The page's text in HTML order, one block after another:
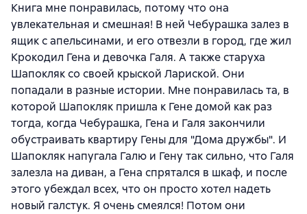
Книга мне понравилась, потому что она
увлекательная и смешная! В ней Чебурашка залез в
ящик с апельсинами, и его отвезли в город, где жил
Крокодил Гена и девочка Галя. А также старуха
Шапокляк со своей крыской Лариской. Они
попадали в разные истории. Мне понравилась та, в
которой Шапокляк пришла к Гене домой как раз
тогда, когда Чебурашка, Гена и Галя закончили
обустраивать квартиру Гены для "Дома дружбы". И
Шапокляк напугала Галю и Гену так сильно, что Галя
залезла на диван, а Гена спрятался в шкаф, и после
этого убеждал всех, что он просто хотел надеть
новый галстук. Я очень смеялся! Потом они